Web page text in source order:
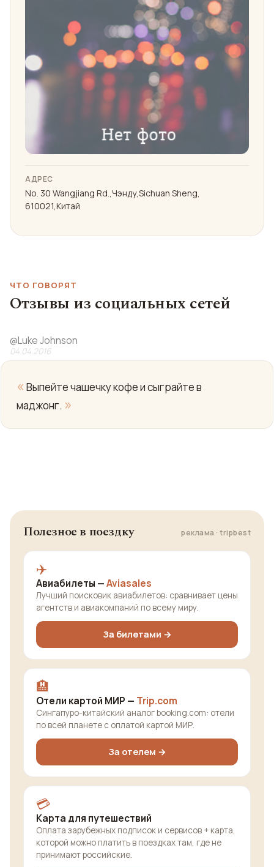
АДРЕС
No. 30 Wangjiang Rd.,Чэнду,Sichuan Sheng,
610021,Китай
ЧТО ГОВОРЯТ
Отзывы из социальных сетей
@Luke Johnson
04.04.2016
« Выпейте чашечку кофе и сыграйте в
маджонг. »
Полезное в поездку реклама · tripbest
✈️
Авиабилеты —Aviasales
Лучший поисковик авиабилетов: сравнивает цены
агентств и авиакомпаний по всему миру.
За билетами →
🏨
Отели картой МИР — Trip.com
Сингапуро-китайский аналог booking.com: отели
по всей планете с оплатой картой МИР.
За отелем →
💳
Карта для путешествий
Оплата зарубежных подписок и сервисов + карта,
которой можно платить в поездках там, где не
принимают российские.